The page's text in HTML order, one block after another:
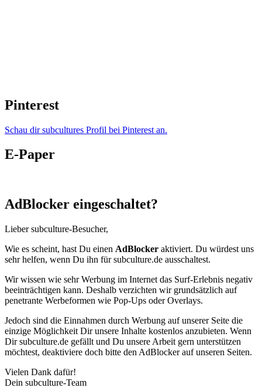
Pinterest
Schau dir subcultures Profil bei Pinterest an.
E-Paper
AdBlocker eingeschaltet?
Lieber subculture-Besucher,
Wie es scheint, hast Du einen AdBlocker aktiviert. Du würdest uns
sehr helfen, wenn Du ihn für subculture.de ausschaltest.
Wir wissen wie sehr Werbung im Internet das Surf-Erlebnis negativ
beeinträchtigen kann. Deshalb verzichten wir grundsätzlich auf
penetrante Werbeformen wie Pop-Ups oder Overlays.
Jedoch sind die Einnahmen durch Werbung auf unserer Seite die
einzige Möglichkeit Dir unsere Inhalte kostenlos anzubieten. Wenn
Dir subculture.de gefällt und Du unsere Arbeit gern unterstützen
möchtest, deaktiviere doch bitte den AdBlocker auf unseren Seiten.
Vielen Dank dafür!
Dein subculture-Team